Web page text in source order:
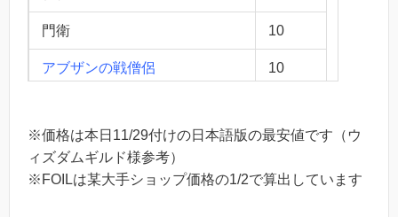
門衛 10
アブザンの戦僧侶 10
鼓舞する呼び声 10
祖先の幻視 2160
※価格は本日11/29付けの日本語版の最安値です（ウ
ィズダムギルド様参考）
※FOILは某大手ショップ価格の1/2で算出しています